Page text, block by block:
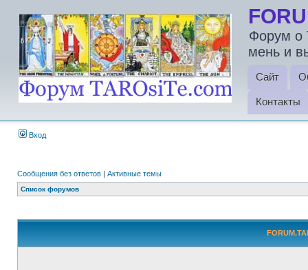
Форум о
мень и
Сайт
Контакты
Вход
Сообщения без ответов | Активные темы
Список форумов